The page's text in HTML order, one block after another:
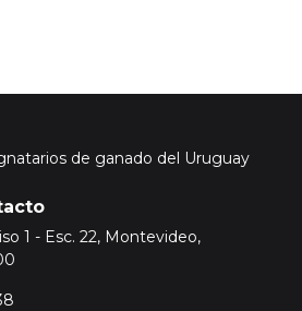
1 - Esc. 22, Montevideo,